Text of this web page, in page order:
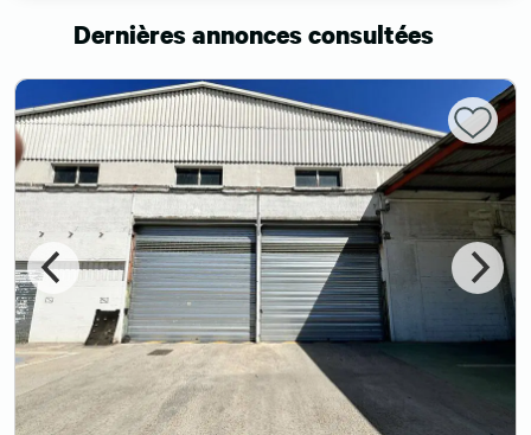
Dernières annonces consultées